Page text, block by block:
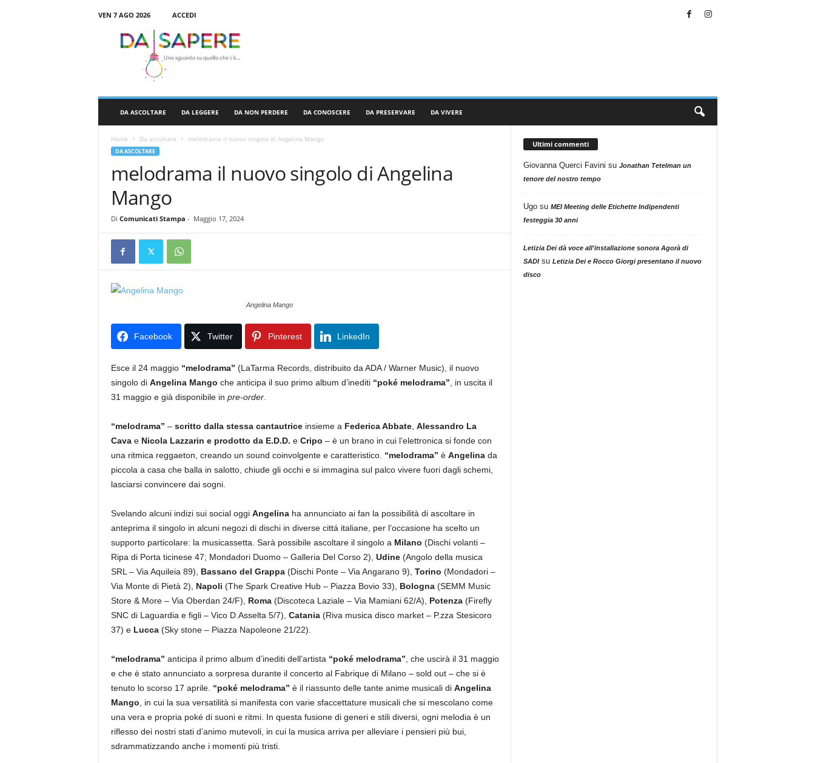
VEN 7 AGO 2026
ACCEDI
DA ASCOLTARE DA LEGGERE DA NON PERDERE DA CONOSCERE DA PRESERVARE DA VIVERE
Home Da ascoltare melodrama il nuovo singolo di Angelina Mango
DA ASCOLTARE
melodrama il nuovo singolo di Angelina
Mango
Di Comunicati Stampa - Maggio 17, 2024
Angelina Mango
Facebook Twitter Pinterest LinkedIn
Esce il 24 maggio“melodrama” (LaTarma Records, distribuito da ADA / Warner Music), il nuovo
singolo di Angelina Mango che anticipa il suo primo album d’inediti “poké melodrama” , in uscita il
31 maggio e già disponibile in pre-order.
“melodrama” –scritto dalla stessa cantautriceinsieme a Federica Abbate, Alessandro La
Cava eNicola Lazzarin e prodotto da E.D.D. eCripo – è un brano in cui l’elettronica si fonde con
una ritmica reggaeton, creando un sound coinvolgente e caratteristico. “melodrama” è Angelinada
piccola a casa che balla in salotto, chiude gli occhi e si immagina sul palco vivere fuori dagli schemi,
lasciarsi convincere dai sogni.
Svelando alcuni indizi sui social oggi Angelinaha annunciato ai fan la possibilità di ascoltare in
anteprima il singolo in alcuni negozi di dischi in diverse cittá italiane, per l’occasione ha scelto un
supporto particolare: la musicassetta. Sarà possibile ascoltare il singolo a Milano (Dischi volanti –
Ripa di Porta ticinese 47; Mondadori Duomo – Galleria Del Corso 2), Udine(Angolo della musica
SRL – Via Aquileia 89), Bassano del Grappa(Dischi Ponte – Via Angarano 9), Torino (Mondadori –
Via Monte di Pietà 2), Napoli (The Spark Creative Hub – Piazza Bovio 33), Bologna(SEMM Music
Store & More – Via Oberdan 24/F), Roma(Discoteca Laziale – Via Mamiani 62/A), Potenza(Firefly
SNC di Laguardia e figli – Vico D.Asselta 5/7), Catania (Riva musica disco market – P.zza Stesicoro
37) e Lucca(Sky stone – Piazza Napoleone 21/22).
“melodrama” anticipa il primo album d’inediti dell’artista “poké melodrama” , che uscirà il 31 maggio
e che è stato annunciato a sorpresa durante il concerto al Fabrique di Milano – sold out – che si è
tenuto lo scorso 17 aprile. “poké melodrama” è il riassunto delle tante anime musicali di Angelina
Mango , in cui la sua versatilità si manifesta con varie sfaccettature musicali che si mescolano come
una vera e propria poké di suoni e ritmi. In questa fusione di generi e stili diversi, ogni melodia è un
riflesso dei nostri stati d’animo mutevoli, in cui la musica arriva per alleviare i pensieri più bui,
sdrammatizzando anche i momenti più tristi.
Ultimi commenti
Giovanna Querci Favini su Jonathan Tetelman un
tenore del nostro tempo
Ugosu MEI Meeting delle Etichette Indipendenti
festeggia 30 anni
Letizia Dei dà voce all'installazione sonora Agorà di
SADIsu Letizia Dei e Rocco Giorgi presentano il nuovo
disco